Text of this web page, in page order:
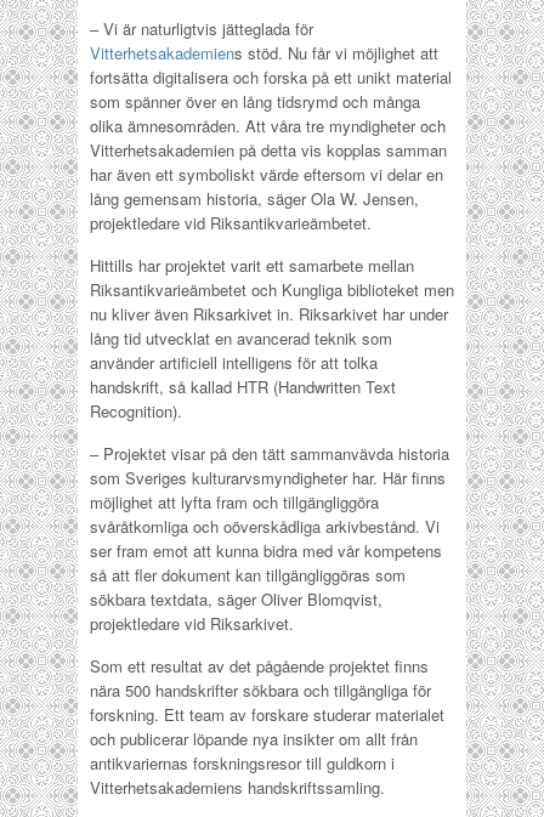
– Vi är naturligtvis jätteglada för
Vitterhetsakademiens stöd. Nu får vi möjlighet att
fortsätta digitalisera och forska på ett unikt material
som spänner över en lång tidsrymd och många
olika ämnesområden. Att våra tre myndigheter och
Vitterhetsakademien på detta vis kopplas samman
har även ett symboliskt värde eftersom vi delar en
lång gemensam historia, säger Ola W. Jensen,
projektledare vid Riksantikvarieämbetet.
Hittills har projektet varit ett samarbete mellan
Riksantikvarieämbetet och Kungliga biblioteket men
nu kliver även Riksarkivet in. Riksarkivet har under
lång tid utvecklat en avancerad teknik som
använder artificiell intelligens för att tolka
handskrift, så kallad HTR (Handwritten Text
Recognition).
– Projektet visar på den tätt sammanvävda historia
som Sveriges kulturarvsmyndigheter har. Här finns
möjlighet att lyfta fram och tillgängliggöra
svåråtkomliga och oöverskådliga arkivbestånd. Vi
ser fram emot att kunna bidra med vår kompetens
så att fler dokument kan tillgängliggöras som
sökbara textdata, säger Oliver Blomqvist,
projektledare vid Riksarkivet.
Som ett resultat av det pågående projektet finns
nära 500 handskrifter sökbara och tillgängliga för
forskning. Ett team av forskare studerar materialet
och publicerar löpande nya insikter om allt från
antikvariernas forskningsresor till guldkorn i
Vitterhetsakademiens handskriftssamling.